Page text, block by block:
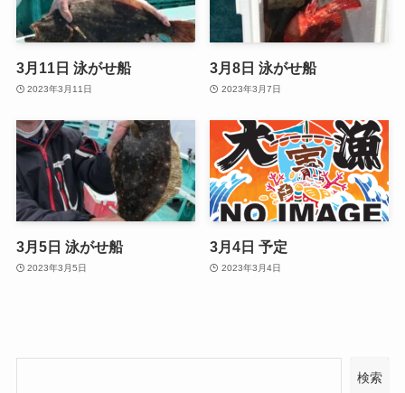
3月11日 泳がせ船
2023年3月11日
3月8日 泳がせ船
2023年3月7日
3月5日 泳がせ船
2023年3月5日
3月4日 予定
2023年3月4日
検索